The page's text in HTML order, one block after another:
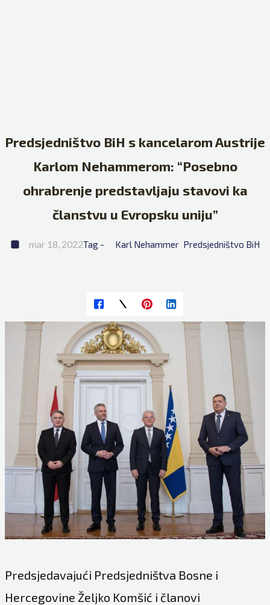
Predsjedništvo BiH s kancelarom Austrije
Karlom Nehammerom: “Posebno
ohrabrenje predstavljaju stavovi ka
članstvu u Evropsku uniju”
mar 18, 2022Tag - Karl Nehammer Predsjedništvo BiH
Predsjedavajući Predsjedništva Bosne i
Hercegovine Željko Komšić i članovi